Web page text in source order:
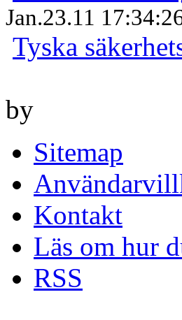
Jan.23.11
Tyska
by
Sitemap
Kontakt
Läs om hur
RSS